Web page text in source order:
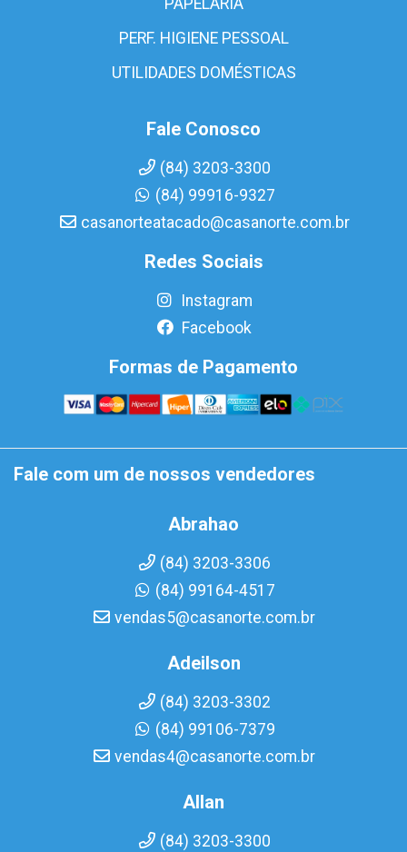
PAPELARIA
PERF. HIGIENE PESSOAL
UTILIDADES DOMÉSTICAS
Fale Conosco
(84) 3203-3300
(84) 99916-9327
casanorteatacado@casanorte.com.br
Redes Sociais
Instagram
Facebook
Formas de Pagamento
Fale com um de nossos vendedores
Abrahao
(84) 3203-3306
(84) 99164-4517
vendas5@casanorte.com.br
Adeilson
(84) 3203-3302
(84) 99106-7379
vendas4@casanorte.com.br
Allan
(84) 3203-3300